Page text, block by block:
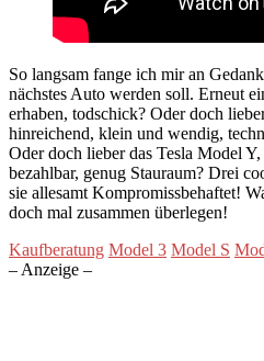
So langsam fange ich mir an
nächstes Auto werden soll. Erneut
erhaben, todschick? Oder doch
hinreichend, klein und wendig,
Oder doch lieber das Tesla Model
bezahlbar, genug Stauraum? Drei
sie allesamt Kompromissbehaftet!
doch mal zusammen überlegen!
Kaufberatung Model 3 Model S
– Anzeige –